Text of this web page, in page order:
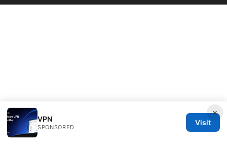
×
VPN
SPONSORED
Visit